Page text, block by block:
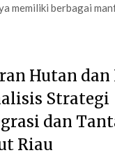
memiliki berbagai
Hutan dan
Strategi
dan
Riau